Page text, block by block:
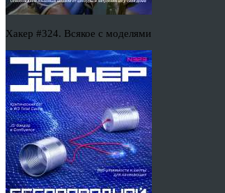
Хакер #324. Всякое с моделями